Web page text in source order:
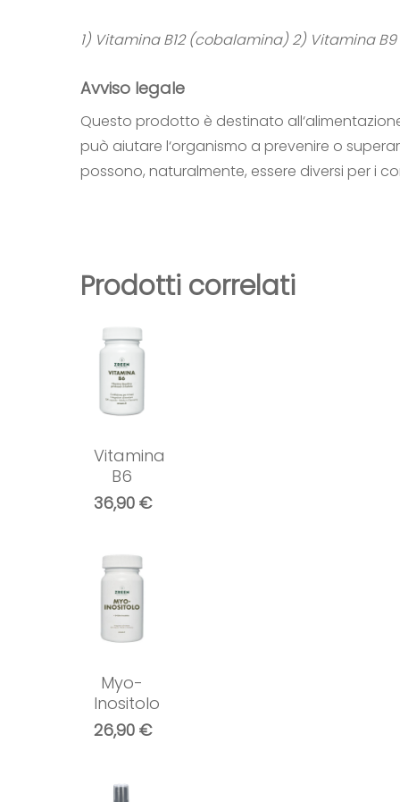
1) Vitamina B12 (cobalamina) 2) Vitamina
Avviso legale
Questo prodotto è destinato
può aiutare l‘organismo a prevenire o
possono, naturalmente, essere diversi per i
Prodotti correlati
Vitamina
B6
36,90 €
Myo-
Inositolo
26,90 €